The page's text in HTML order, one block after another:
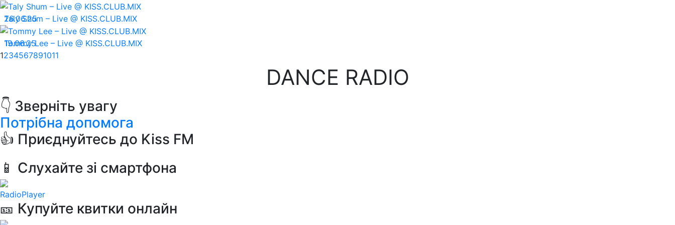
26.06.25
Taly Shum – Live @ KISS.CLUB.MIX
19.06.25
Tommy Lee – Live @ KISS.CLUB.MIX
1234567891011
DANCE RADIO
👇 Зверніть увагу
Потрібна допомога
👍 Приєднуйтесь до Kiss FM
📱 Слухайте зі смартфона
RadioPlayer
🎫 Купуйте квитки онлайн